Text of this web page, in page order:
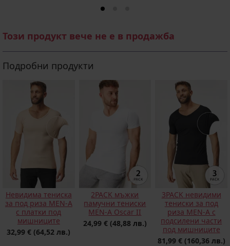
Този продукт вече не е в продажба
Подробни продукти
Невидима тениска
за под риза MEN-A
с платки под
мишниците
32,99 € (64,52 лв.)
2PACK мъжки
памучни тениски
MEN-A Oscar II
24,99 € (48,88 лв.)
3PACK невидими
тениски за под
риза MEN-A с
подсилени части
под мишниците
81,99 € (160,36 лв.)